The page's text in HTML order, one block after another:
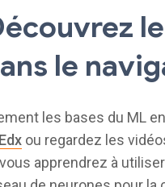
le
les bases du ML
ou regardez les
apprendrez à